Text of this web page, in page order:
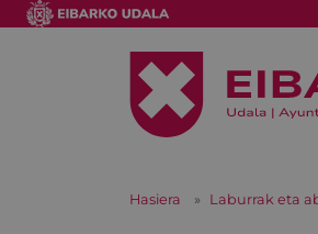
Hasiera Laburrak eta